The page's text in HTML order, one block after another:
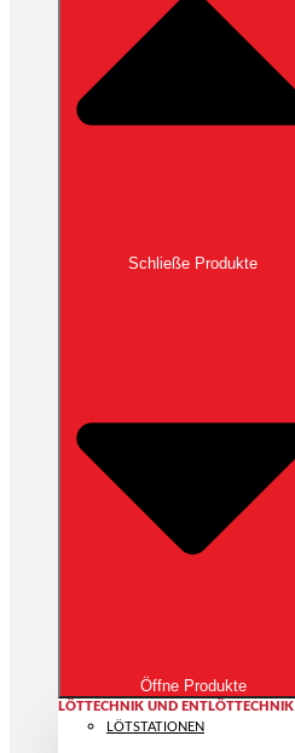
Schließe Produkte
Öffne Produkte
LÖTTECHNIK UND ENTLÖTTECHNIK
LÖTSTATIONEN